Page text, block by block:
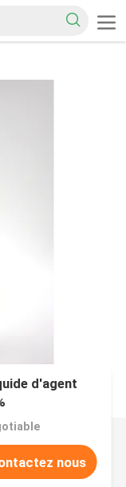
d'agent
nous